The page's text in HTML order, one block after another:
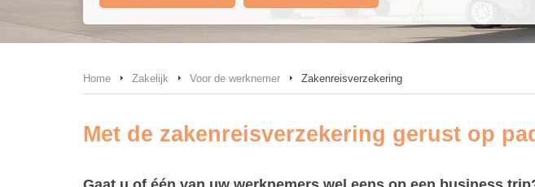
Home Zakelijk Voor de werknemer Zakenreisverzekering
Met de zakenreisverzekering gerust op